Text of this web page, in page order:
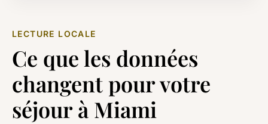
LECTURE LOCALE
Ce que les données
changent pour votre
séjour à Miami